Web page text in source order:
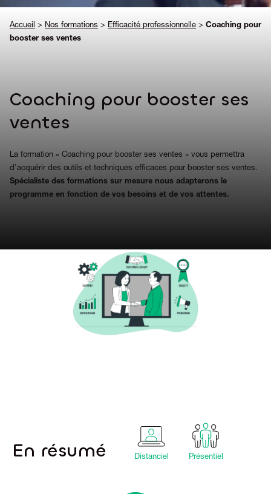
Accueil > Nos formations > Efficacité professionnelle > Coaching pour
booster ses ventes
Coaching pour booster ses
ventes
La formation « Coaching pour booster ses ventes » vous permettra
d'acquérir des outils et techniques efficaces pour booster ses ventes.
Spécialiste des formations sur mesure nous adapterons le
programme en fonction de vos besoins et de vos attentes.
En résumé Distanciel Présentiel